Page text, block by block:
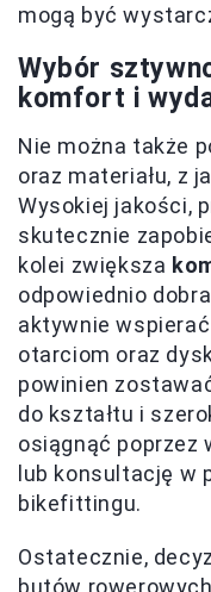
mogą być
Wybór
komfort i
Nie można także
oraz materiału, z
Wysokiej jakości,
skutecznie
kolei zwiększa
odpowiednio
aktywnie
otarciom oraz
powinien
do kształtu i
osiągnąć poprzez
lub konsultację w
bikefittingu.
Ostatecznie,
butów